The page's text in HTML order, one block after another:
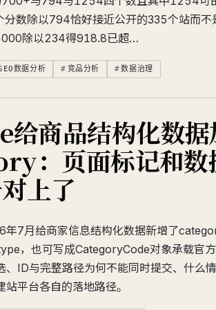
数除以794恰好接近公开的335个站而
除以234得918.8已超…
数据分析 竞品分析 数据治理
给商品结构化数
：页面标记和数
上了
7月给商家信息结构化数据新增了
，也可写成CategoryCode对象承载官
、ID与完整路径为何不能同时提交、什么
站平台各自的落地路径。